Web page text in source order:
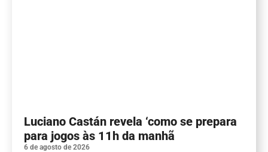
Luciano Castán revela ‘como se prepara
para jogos às 11h da manhã
6 de agosto de 2026